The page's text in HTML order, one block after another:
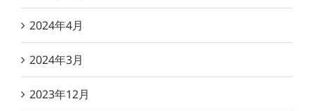
2024年4月
2024年3月
2023年12月